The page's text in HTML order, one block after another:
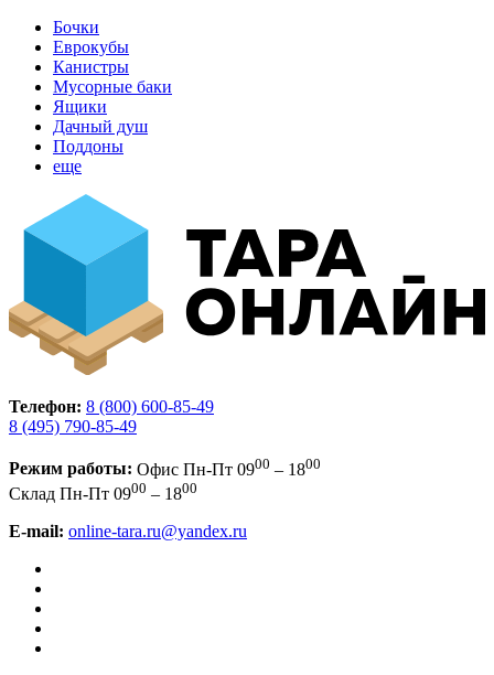
Бочки
Еврокубы
Канистры
Мусорные баки
Ящики
Дачный душ
Поддоны
еще
Телефон: 8 (800) 600-85-49
8 (495) 790-85-49
Режим работы: Офис Пн-Пт 0900 – 1800
Склад Пн-Пт 0900 – 1800
E-mail: online-tara.ru@yandex.ru